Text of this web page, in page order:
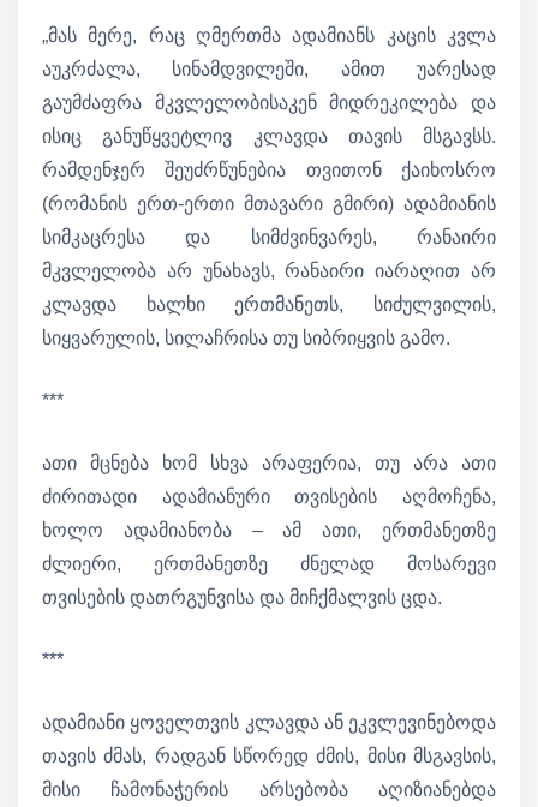
„მას მერე, რაც ღმერთმა ადამიანს კაცის კვლა
აუკრძალა, სინამდვილეში, ამით უარესად
გაუმძაფრა მკვლელობისაკენ მიდრეკილება და
ისიც განუწყვეტლივ კლავდა თავის მსგავსს.
რამდენჯერ შეუძრწუნებია თვითონ ქაიხოსრო
(რომანის ერთ-ერთი მთავარი გმირი) ადამიანის
სიმკაცრესა და სიმძვინვარეს, რანაირი
მკვლელობა არ უნახავს, რანაირი იარაღით არ
კლავდა ხალხი ერთმანეთს, სიძულვილის,
სიყვარულის, სილაჩრისა თუ სიბრიყვის გამო.
***
ათი მცნება ხომ სხვა არაფერია, თუ არა ათი
ძირითადი ადამიანური თვისების აღმოჩენა,
ხოლო ადამიანობა – ამ ათი, ერთმანეთზე
ძლიერი, ერთმანეთზე ძნელად მოსარევი
თვისების დათრგუნვისა და მიჩქმალვის ცდა.
***
ადამიანი ყოველთვის კლავდა ან ეკვლევინებოდა
თავის ძმას, რადგან სწორედ ძმის, მისი მსგავსის,
მისი ჩამონაჭერის არსებობა აღიზიანებდა